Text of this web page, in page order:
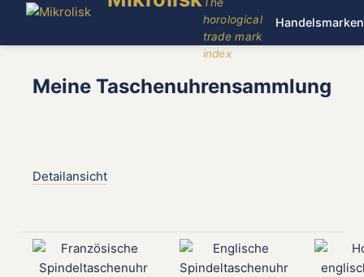
horological
trade mark
index
Handelsmarken
Meine Taschenuhrensammlung
Detailansicht